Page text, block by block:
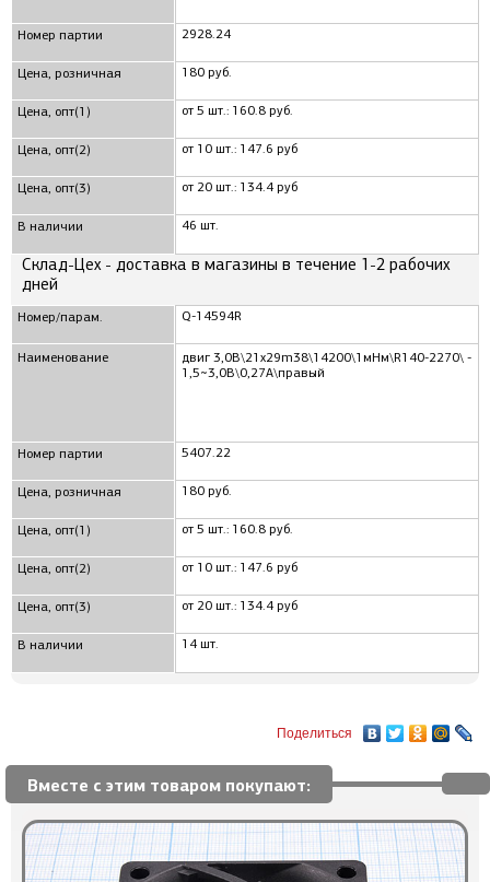
Номер партии
Цена, розничная
Цена, опт(1)
Цена, опт(2)
Цена, опт(3)
В наличии
2928.24
180 руб.
от 5 шт.: 160.8 руб.
от 10 шт.: 147.6 руб
от 20 шт.: 134.4 руб
46 шт.
Склад-Цех - доставка в магазины в течение 1-2 рабочих
дней
Номер/парам.
Наименование
Номер партии
Цена, розничная
Цена, опт(1)
Цена, опт(2)
Цена, опт(3)
В наличии
Q-14594R
двиг 3,0В\21x29m38\14200\1мНм\R140-2270\ -
1,5~3,0В\0,27А\правый
5407.22
180 руб.
от 5 шт.: 160.8 руб.
от 10 шт.: 147.6 руб
от 20 шт.: 134.4 руб
14 шт.
Поделиться
Вместе с этим товаром покупают: